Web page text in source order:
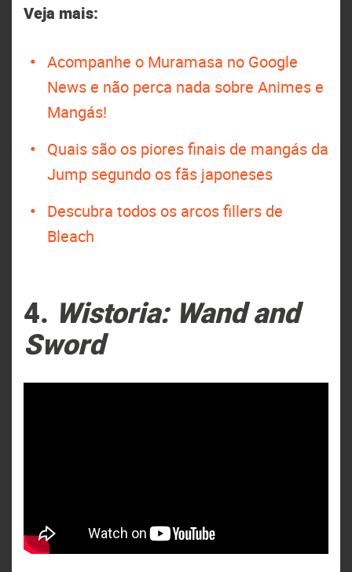
Veja mais:
Acompanhe o Muramasa no Google
News e não perca nada sobre Animes e
Mangás!
Quais são os piores finais de mangás da
Jump segundo os fãs japoneses
Descubra todos os arcos fillers de
Bleach
4. Wistoria: Wand and
Sword